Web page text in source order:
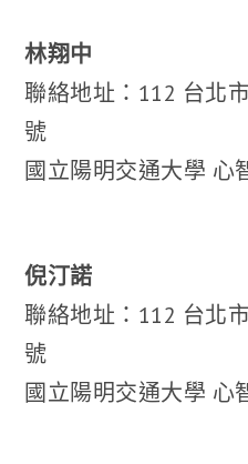
林翔中
聯絡地址：112 台北
號
國立陽明交通大學 心
倪汀諾
聯絡地址：112 台北
號
國立陽明交通大學 心